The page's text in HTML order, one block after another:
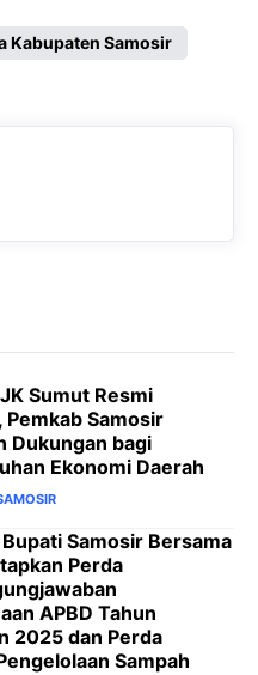
Kabupaten Samosir
Sumut Resmi
Pemkab Samosir
Dukungan bagi
Ekonomi Daerah
Samosir Bersama
Perda
APBD Tahun
2025 dan Perda
Sampah